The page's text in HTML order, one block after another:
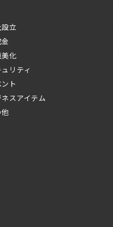
立
化
リティ
ト
スアイテム